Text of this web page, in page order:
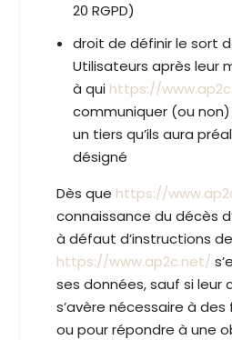
20 RGPD)
droit de définir le sort
Utilisateurs après leur
à qui https://
communiquer (ou
un tiers qu’ils aura
désigné
Dès que https://
connaissance du décès
à défaut d’instructions
https://www.ap2c.net/
ses données, sauf si leur
s’avère nécessaire à
ou pour répondre à une